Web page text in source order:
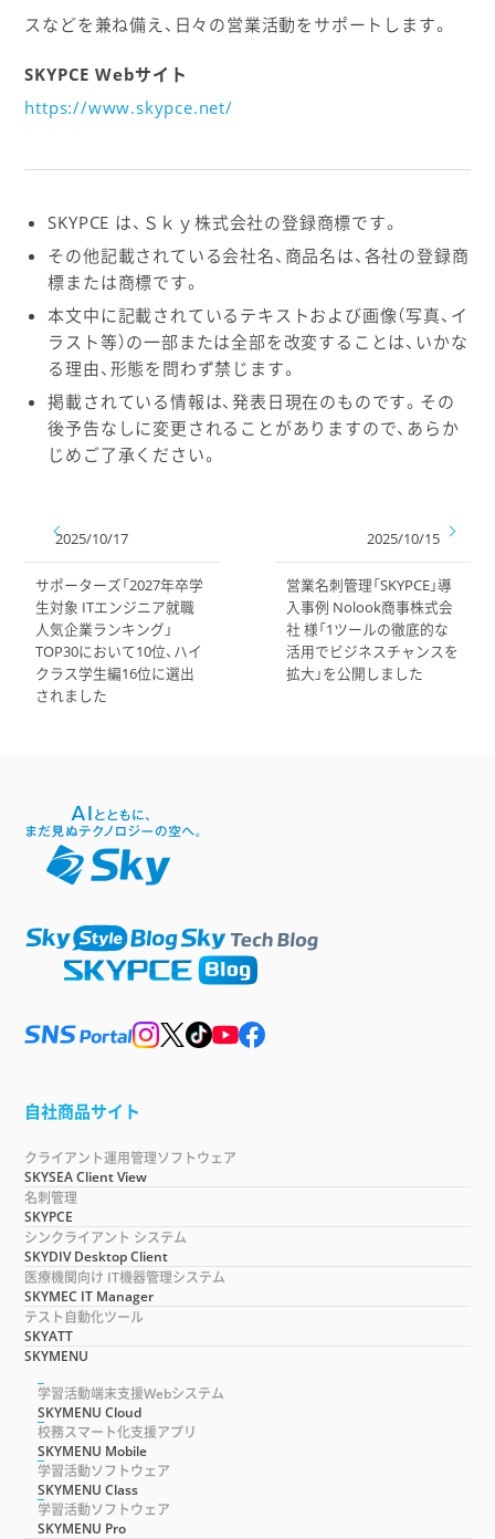
スなどを兼ね備え、日々の営業活動をサポートします。
SKYPCE Webサイト
https://www.skypce.net/
SKYPCE は、Ｓｋｙ株式会社の登録商標です。
その他記載されている会社名、商品名は、各社の登録商
標または商標です。
本文中に記載されているテキストおよび画像（写真、イ
ラスト等）の一部または全部を改変することは、いかな
る理由、形態を問わず禁じます。
掲載されている情報は、発表日現在のものです。その
後予告なしに変更されることがありますので、あらか
じめご了承ください。
2025/10/17
サポーターズ「2027年卒学
生対象 ITエンジニア就職
人気企業ランキング」
TOP30において10位、ハイ
クラス学生編16位に選出
されました
2025/10/15
営業名刺管理「SKYPCE」導
入事例 Nolook商事株式会
社 様「1ツールの徹底的な
活用でビジネスチャンスを
拡大」を公開しました
自社商品サイト
クライアント運用管理ソフトウェア
SKYSEA Client View
名刺管理
SKYPCE
シンクライアント システム
SKYDIV Desktop Client
医療機関向け IT機器管理システム
SKYMEC IT Manager
テスト自動化ツール
SKYATT
SKYMENU
学習活動端末支援Webシステム
SKYMENU Cloud
校務スマート化支援アプリ
SKYMENU Mobile
学習活動ソフトウェア
SKYMENU Class
学習活動ソフトウェア
SKYMENU Pro